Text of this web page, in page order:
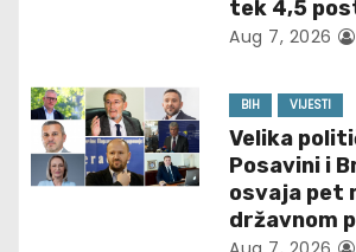
g
a
t
tek 4,5
Aug 7, 2026
BIH VIJESTI
Velika
Posavini i
osvaja pet
državnom